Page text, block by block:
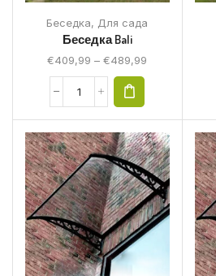
Беседка, Для сада
Беседка Bali
€409,99 – €489,99